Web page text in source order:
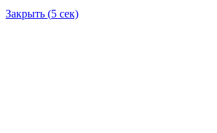
Закрыть (5 сек)